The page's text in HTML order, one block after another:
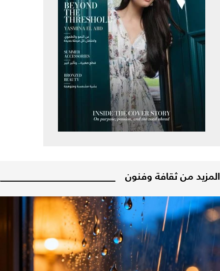
المزيد من ثقافة وفنون